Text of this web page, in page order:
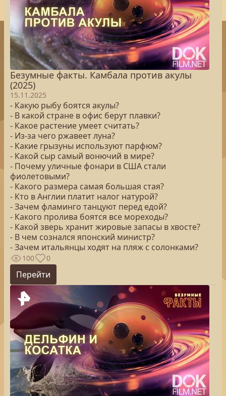
Безумные факты. Камбала против акулы
(2025)
15.11.2025
- Какую рыбу боятся акулы?
- В какой стране в офис берут плавки?
- Какое растение умеет считать?
- Из-за чего ржавеет луна?
- Какие грызуны используют парфюм?
- Какой сыр самый вонючий в мире?
- Почему уличные фонари в США стали
фиолетовыми?
- Какого размера самая большая стая?
- Кто в Англии платит налог натурой?
- Зачем фламинго танцуют перед едой?
- Какого пролива боятся все мореходы?
- Какой зверь хранит жировые запасы в хвосте?
- В чем сознался японский министр?
- Зачем итальянцы ходят на пляж с солонками?
100 0
Перейти